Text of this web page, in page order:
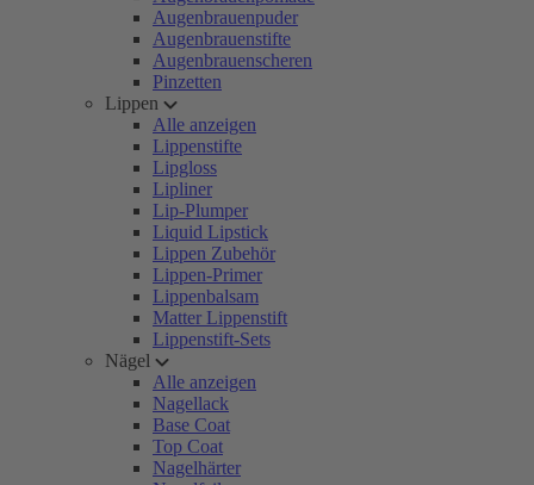
Augenbrauenpuder
Augenbrauenstifte
Augenbrauenscheren
Pinzetten
Lippen
Alle anzeigen
Lippenstifte
Lipgloss
Lipliner
Lip-Plumper
Liquid Lipstick
Lippen Zubehör
Lippen-Primer
Lippenbalsam
Matter Lippenstift
Lippenstift-Sets
Nägel
Alle anzeigen
Nagellack
Base Coat
Top Coat
Nagelhärter